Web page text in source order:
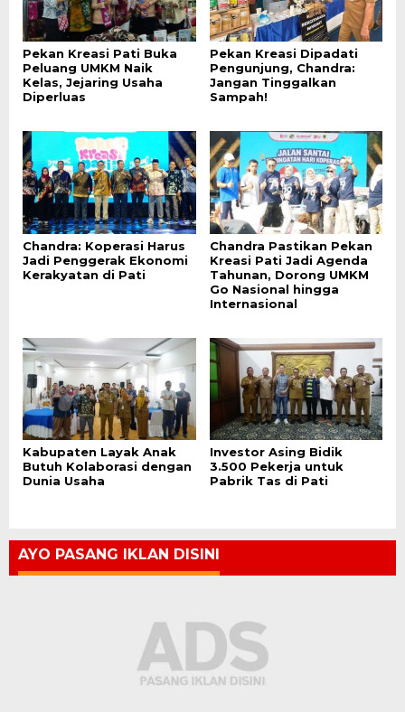
Pekan Kreasi Pati Buka
Peluang UMKM Naik
Kelas, Jejaring Usaha
Diperluas
Pekan Kreasi Dipadati
Pengunjung, Chandra:
Jangan Tinggalkan
Sampah!
Chandra: Koperasi Harus
Jadi Penggerak Ekonomi
Kerakyatan di Pati
Chandra Pastikan Pekan
Kreasi Pati Jadi Agenda
Tahunan, Dorong UMKM
Go Nasional hingga
Internasional
Kabupaten Layak Anak
Butuh Kolaborasi dengan
Dunia Usaha
Investor Asing Bidik
3.500 Pekerja untuk
Pabrik Tas di Pati
AYO PASANG IKLAN DISINI